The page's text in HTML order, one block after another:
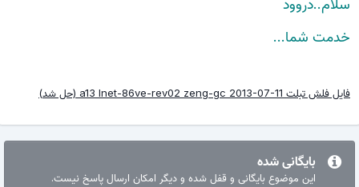
سلام..دروود
خدمت شما...
فایل فلش تبلت a13 Inet-86ve-rev02 zeng-gc 2013-07-11 (حل شد)
بایگانی شده
این موضوع بایگانی و قفل شده و دیگر امکان ارسال پاسخ نیست.